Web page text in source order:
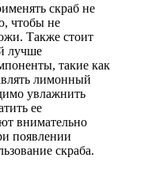
скраб не
чтобы не
Также стоит
лучше
такие как
лимонный
увлажнить
ее
внимательно
появлении
скраба.